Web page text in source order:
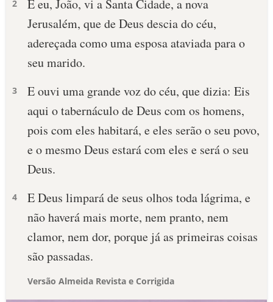
2
E eu, João, vi a Santa Cidade, a nova
Jerusalém, que de Deus descia do céu,
adereçada como uma esposa ataviada para o
seu marido.
3
E ouvi uma grande voz do céu, que dizia: Eis
aqui o tabernáculo de Deus com os homens,
pois com eles habitará, e eles serão o seu povo,
e o mesmo Deus estará com eles e será o seu
Deus.
4
E Deus limpará de seus olhos toda lágrima, e
não haverá mais morte, nem pranto, nem
clamor, nem dor, porque já as primeiras coisas
são passadas.
Versão Almeida Revista e Corrigida